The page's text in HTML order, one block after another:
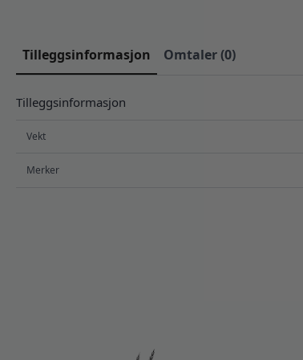
Tilleggsinformasjon Omtaler (0)
Tilleggsinformasjon
Vekt
Merker